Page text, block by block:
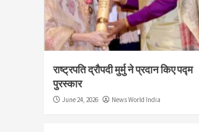
राष्ट्रपति द्रौपदी मुर्मु ने प्रदान किए पद्म
पुरस्कार
June 24, 2026 News World India